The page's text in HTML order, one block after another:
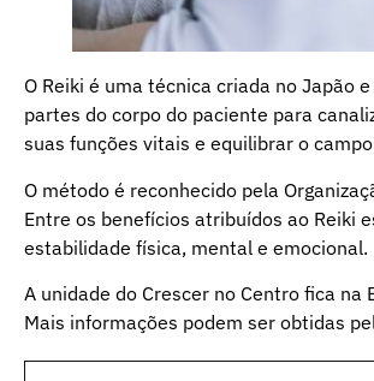
O Reiki é uma técnica criada no Japão
partes do corpo do paciente para
suas funções vitais e equilibrar o
O método é reconhecido pela
Entre os benefícios atribuídos ao Reiki
estabilidade física, mental e emocional.
A unidade do Crescer no Centro fica
Mais informações podem ser obtidas